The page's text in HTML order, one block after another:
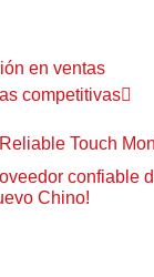
en ventas
competitivas
confiable
Chino!